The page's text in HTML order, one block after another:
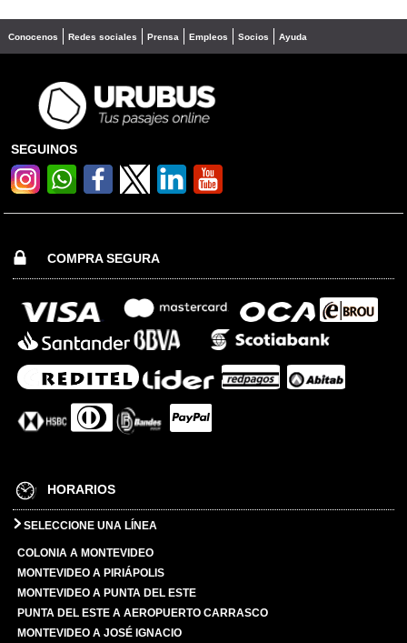
Conocenos Redes sociales Prensa Empleos Socios Ayuda
SEGUINOS
COMPRA SEGURA
HORARIOS
SELECCIONE UNA LÍNEA
COLONIA A MONTEVIDEO
MONTEVIDEO A PIRIÁPOLIS
MONTEVIDEO A PUNTA DEL ESTE
PUNTA DEL ESTE A AEROPUERTO CARRASCO
MONTEVIDEO A JOSÉ IGNACIO